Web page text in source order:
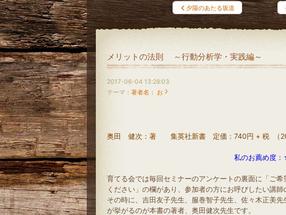
夕陽のあたる坂道
メリットの法則 ～行動分析学・実践編～
2017-06-04 13:28:03
テーマ： 著者名： お
奥田 健次：著 集英社新書 定価：740円 + 税 （
私のお薦め
育てる会では毎回セミナーのアンケートの裏面に「ご
ください」の欄があり、参加者の方にお呼びしたい講師
その時に、吉田友子先生、服巻智子先生、佐々木正美
が挙がるのが本書の著者、奥田健次先生です。